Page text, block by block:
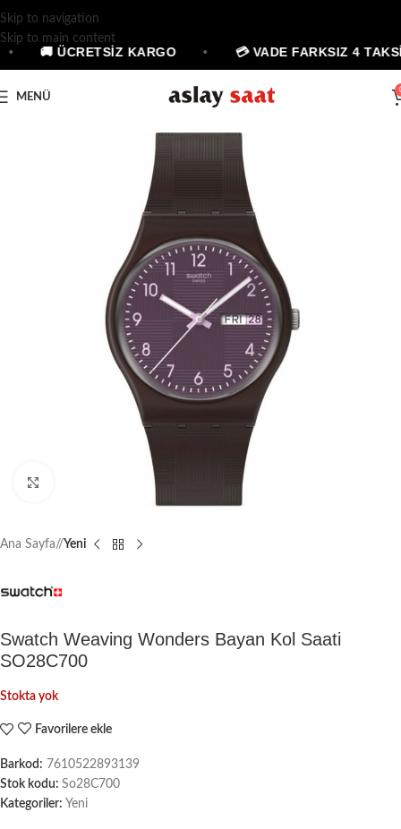
Skip to navigation
Skip to main content
🚚 ÜCRETSİZ KARGO 💳 VADE FARKSIZ 4
MENÜ
Büyütmek için tıklayın
Ana Sayfa/ Yeni
Swatch Weaving Wonders Bayan Kol Saati
SO28C700
Stokta yok
Favorilere ekle
Barkod: 7610522893139
Stok kodu: So28C700
Kategoriler: Yeni